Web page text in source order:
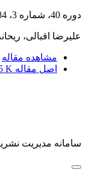
دوره 40، شماره 3، 1384
علیرضا اقبالی،
مشاهده مقاله
اصل مقاله K
سامانه مدیریت